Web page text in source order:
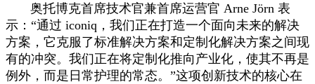
奥托博克首席技术官兼首席运营官 Arne Jörn 表
示：“通过 iconiq，我们正在打造一个面向未来的解决
方案，它克服了标准解决方案和定制化解决方案之间现
有的冲突。我们正在将定制化推向产业化，使其不再是
例外，而是日常护理的常态。”这项创新技术的核心在